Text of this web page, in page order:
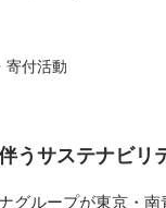
寄付活動
うサステナビリ
グループが東京・南